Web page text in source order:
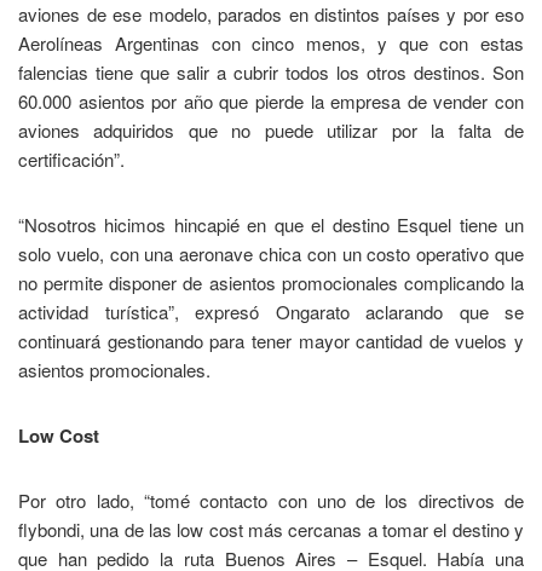
aviones de ese modelo, parados en distintos países y por eso
Aerolíneas Argentinas con cinco menos, y que con estas
falencias tiene que salir a cubrir todos los otros destinos. Son
60.000 asientos por año que pierde la empresa de vender con
aviones adquiridos que no puede utilizar por la falta de
certificación”.
“Nosotros hicimos hincapié en que el destino Esquel tiene un
solo vuelo, con una aeronave chica con un costo operativo que
no permite disponer de asientos promocionales complicando la
actividad turística”, expresó Ongarato aclarando que se
continuará gestionando para tener mayor cantidad de vuelos y
asientos promocionales.
Low Cost
Por otro lado, “tomé contacto con uno de los directivos de
flybondi, una de las low cost más cercanas a tomar el destino y
que han pedido la ruta Buenos Aires – Esquel. Había una